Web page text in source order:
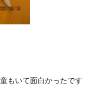
もいて面白かったです